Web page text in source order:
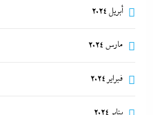
أبريل 2024
مارس 2024
فبراير 2024
يناير 2024